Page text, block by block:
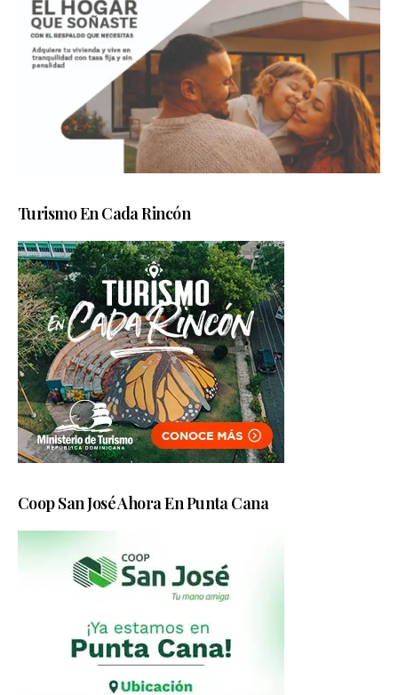
Turismo En Cada Rincón
Coop San José Ahora En Punta Cana